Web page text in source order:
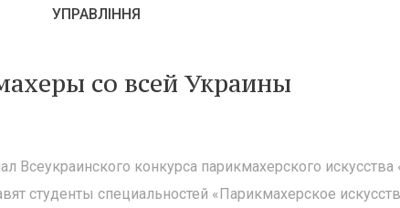
УПРАВЛІННЯ
со всей Украины
Всеукраинского конкурса парикмахерского
студенты специальностей «Парикмахерское